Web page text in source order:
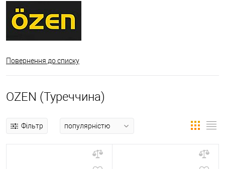
Повернення до списку
OZEN (Туреччина)
Фільтр